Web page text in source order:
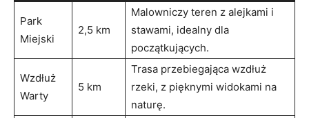
Park​
Miejski
2,5 km
Malowniczy teren z ​alejkami i
⁤stawami, idealny dla
początkujących.
Wzdłuż
‍Warty
5 ⁢km
Trasa ‍przebiegająca ​wzdłuż
rzeki, z pięknymi widokami na
naturę.